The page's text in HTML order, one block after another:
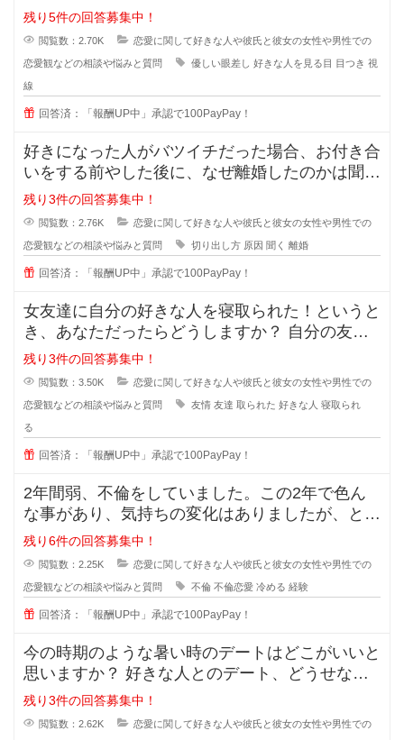
いのですが... なんというか、
残り5件の回答募集中！
閲覧数：2.70K 恋愛に関して好きな人や彼氏と彼女の女性や男性での
恋愛観などの相談や悩みと質問 優しい眼差し 好きな人を見る目 目つき 視
線
回答済：「報酬UP中」承認で100PayPay！
好きになった人がバツイチだった場合、お付き合
いをする前やした後に、なぜ離婚したのかは聞き
ますか？ 離婚した原因を聞
残り3件の回答募集中！
閲覧数：2.76K 恋愛に関して好きな人や彼氏と彼女の女性や男性での
恋愛観などの相談や悩みと質問 切り出し方 原因 聞く 離婚
回答済：「報酬UP中」承認で100PayPay！
女友達に自分の好きな人を寝取られた！というと
き、あなただったらどうしますか？ 自分の友達
に好きな人の話をするのは女
残り3件の回答募集中！
閲覧数：3.50K 恋愛に関して好きな人や彼氏と彼女の女性や男性での
恋愛観などの相談や悩みと質問 友情 友達 取られた 好きな人 寝取られ
る
回答済：「報酬UP中」承認で100PayPay！
2年間弱、不倫をしていました。この2年で色ん
な事があり、気持ちの変化はありましたが、とに
かく彼の事が大好きで一緒にいれる
残り6件の回答募集中！
閲覧数：2.25K 恋愛に関して好きな人や彼氏と彼女の女性や男性での
恋愛観などの相談や悩みと質問 不倫 不倫恋愛 冷める 経験
回答済：「報酬UP中」承認で100PayPay！
今の時期のような暑い時のデートはどこがいいと
思いますか？ 好きな人とのデート、どうせなら
街を散策したりデートスポッ
残り3件の回答募集中！
閲覧数：2.62K 恋愛に関して好きな人や彼氏と彼女の女性や男性での